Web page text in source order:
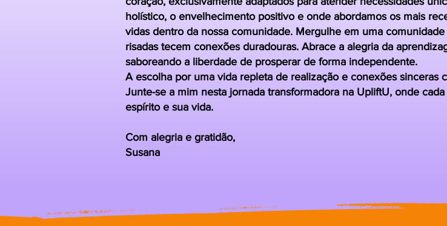
holístico, o envelhecimento positivo e onde abordamos os mais
vidas dentro da nossa comunidade. Mergulhe em uma
risadas tecem conexões duradouras. Abrace a alegria da
saboreando a liberdade de prosperar de forma independente.
A escolha por uma vida repleta de realização e conexões sinceras
Junte-se a mim nesta jornada transformadora na UpliftU, onde
espírito e sua vida.
Com alegria e gratidão,
Susana